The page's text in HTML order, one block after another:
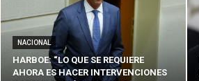
NACIONAL
HARBOE: “LO QUE SE REQUIERE
AHORA ES HACER INTERVENCIONES